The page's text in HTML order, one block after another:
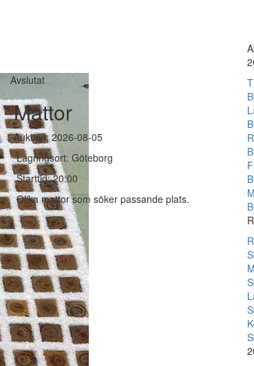
Avslutat
Mattor
Auktion: 2026-08-05
Lagringsort: Göteborg
Starttid: 20:00
Olika mattor som söker passande plats.